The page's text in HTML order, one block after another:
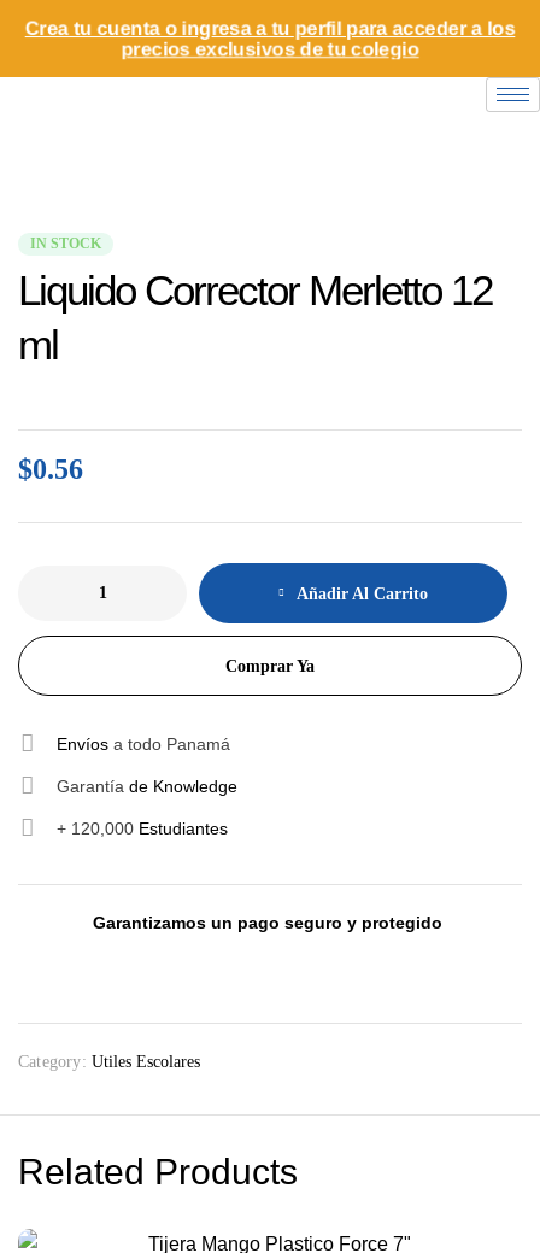
Crea tu cuenta o ingresa a tu perfil para acceder a los
precios exclusivos de tu colegio
IN STOCK
Liquido Corrector Merletto 12
ml
$0.56
Añadir Al Carrito
Comprar Ya
Envíos a todo Panamá
Garantía de Knowledge
+ 120,000Estudiantes
Garantizamos un pago seguro y protegido
Category: Utiles Escolares
Related Products